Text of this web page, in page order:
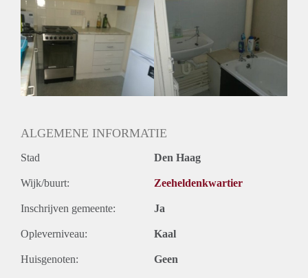
ALGEMENE INFORMATIE
Stad Den Haag
Wijk/buurt: Zeeheldenkwartier
Inschrijven gemeente: Ja
Opleverniveau: Kaal
Huisgenoten: Geen